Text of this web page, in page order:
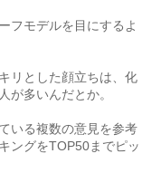
フモデルを目にするよ
リとした顔立ちは、化
が多いんだとか。
いる複数の意見を参考
ングをTOP50までピッ